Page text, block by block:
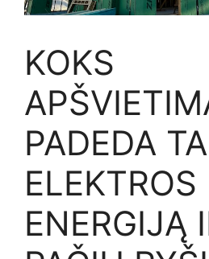
KOKS
PADEDA
ELEKTROS
ENERGIJĄ